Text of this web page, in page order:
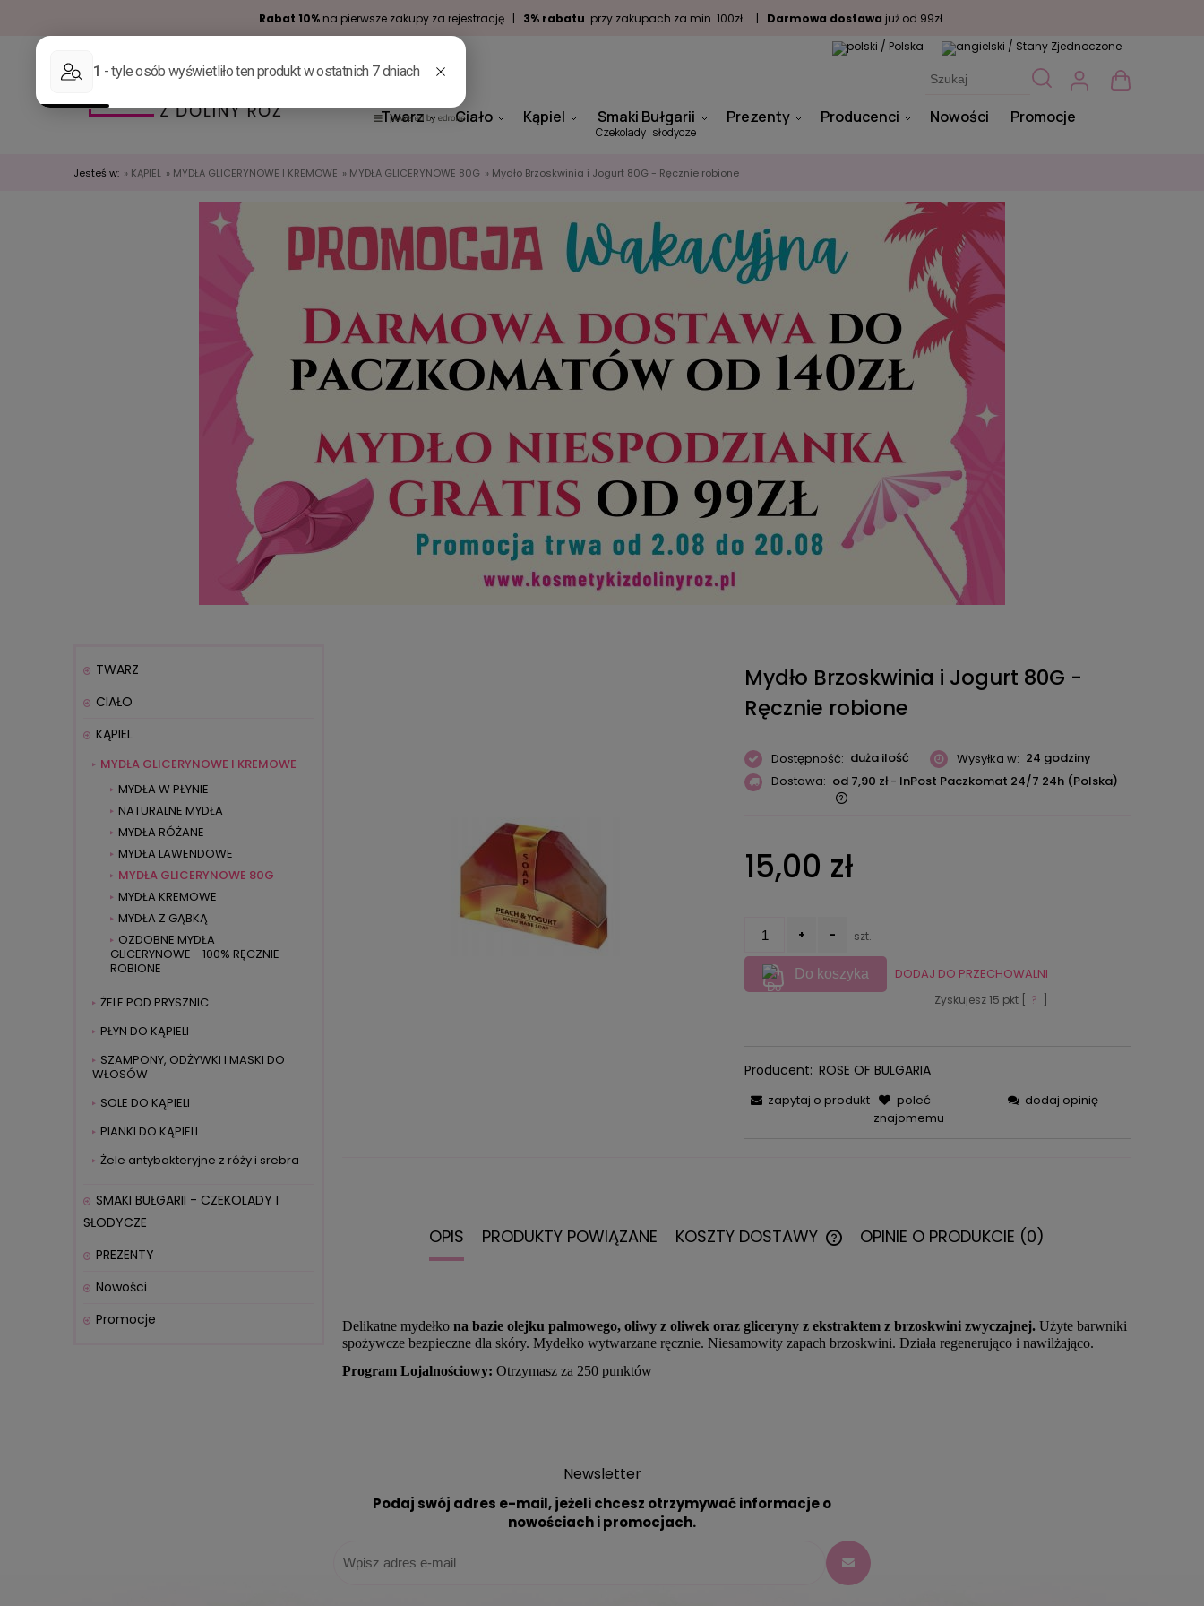
Rabat 10% na pierwsze zakupy za rejestrację. | 3% rabatu przy zakupach za min. 100zł. | Darmowa dostawa już od 99zł.
Twarz Ciało Kąpiel Smaki Bułgarii
Czekolady i słodycze
Prezenty Producenci Nowości Promocje
Jesteś w: » KĄPIEL » MYDŁA GLICERYNOWE I KREMOWE » MYDŁA GLICERYNOWE 80G » Mydło Brzoskwinia i Jogurt 80G - Ręcznie robione
TWARZ
CIAŁO
KĄPIEL
MYDŁA GLICERYNOWE I KREMOWE
MYDŁA W PŁYNIE
NATURALNE MYDŁA
MYDŁA RÓŻANE
MYDŁA LAWENDOWE
MYDŁA GLICERYNOWE 80G
MYDŁA KREMOWE
MYDŁA Z GĄBKĄ
OZDOBNE MYDŁA
GLICERYNOWE - 100% RĘCZNIE
ROBIONE
ŻELE POD PRYSZNIC
PŁYN DO KĄPIELI
SZAMPONY, ODŻYWKI I MASKI DO
WŁOSÓW
SOLE DO KĄPIELI
PIANKI DO KĄPIELI
Żele antybakteryjne z róży i srebra
SMAKI BUŁGARII - CZEKOLADY I
SŁODYCZE
PREZENTY
Nowości
Promocje
Mydło Brzoskwinia i Jogurt 80G -
Ręcznie robione
Dostępność: duża ilość Wysyłka w: 24 godziny
Dostawa: od 7,90 zł - InPost Paczkomat 24/7 24h (Polska)
15,00 zł
+ - szt.
Do koszyka DODAJ DO PRZECHOWALNI
Zyskujesz 15 pkt [ ?
Producent: ROSE OF BULGARIA
zapytaj o produkt
poleć
znajomemu
dodaj opinię
OPIS PRODUKTY POWIĄZANE KOSZTY DOSTAWY OPINIE O PRODUKCIE (0)
Delikatne mydełko na bazie olejku palmowego, oliwy z oliwek oraz gliceryny z ekstraktem z brzoskwini zwyczajnej. Użyte barwniki
spożywcze bezpieczne dla skóry. Mydełko wytwarzane ręcznie. Niesamowity zapach brzoskwini. Działa regenerująco i nawilżająco.
Program Lojalnościowy: Otrzymasz za 250 punktów
Newsletter
Podaj swój adres e-mail, jeżeli chcesz otrzymywać informacje o
nowościach i promocjach.